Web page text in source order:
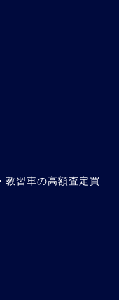
教習車の高額査定買